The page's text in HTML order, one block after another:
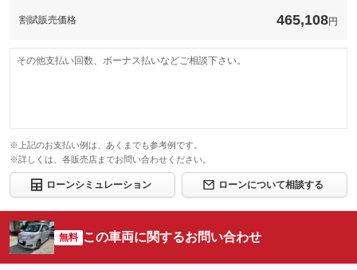
割賦販売価格 465,108円
その他支払い回数、ボーナス払いなどご相談下さい。
※上記のお支払い例は、あくまでも参考例です。
※詳しくは、各販売店までお問い合わせください。
ローンシミュレーション ローンについて相談する
無料 この車両に関するお問い合わせ